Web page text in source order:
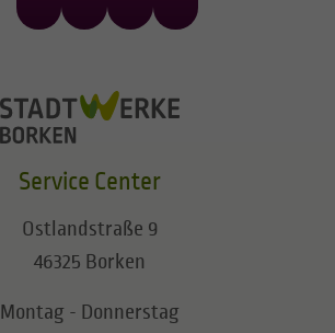
Service Center
Ostlandstraße 9
46325 Borken
Montag - Donnerstag